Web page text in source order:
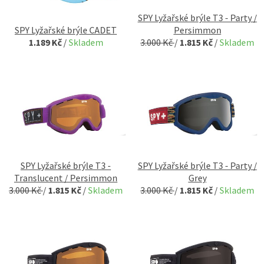
SPY Lyžařské brýle CADET
1.189 Kč/Skladem
SPY Lyžařské brýle T3 - Party /
Persimmon
3.000 Kč/ 1.815 Kč/Skladem
SPY Lyžařské brýle T3 -
Translucent / Persimmon
3.000 Kč/ 1.815 Kč/Skladem
SPY Lyžařské brýle T3 - Party /
Grey
3.000 Kč/ 1.815 Kč/Skladem